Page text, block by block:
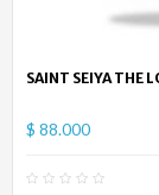
SAINT SEIYA THE
$ 88.000